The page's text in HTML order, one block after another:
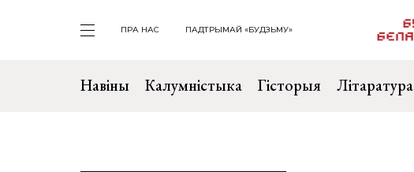
ПРА НАС ПАДТРЫМАЙ «БУДЗЬМУ»
Навіны Калумністыка Гісторыя Літаратура